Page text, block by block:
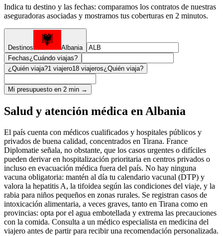
Indica tu destino y las fechas: comparamos los contratos de nuestras
aseguradoras asociadas y mostramos tus coberturas en 2 minutos.
Destinos
Albania
Fechas¿Cuándo viajas?
¿Quién viaja?1 viajero18 viajeros¿Quién viaja?
Mi presupuesto en 2 min →
Salud y atención médica en Albania
El país cuenta con médicos cualificados y hospitales públicos y
privados de buena calidad, concentrados en Tirana. France
Diplomatie señala, no obstante, que los casos urgentes o difíciles
pueden derivar en hospitalización prioritaria en centros privados o
incluso en evacuación médica fuera del país. No hay ninguna
vacuna obligatoria: mantén al día tu calendario vacunal (DTP) y
valora la hepatitis A, la tifoidea según las condiciones del viaje, y la
rabia para niños pequeños en zonas rurales. Se registran casos de
intoxicación alimentaria, a veces graves, tanto en Tirana como en
provincias: opta por el agua embotellada y extrema las precauciones
con la comida. Consulta a un médico especialista en medicina del
viajero antes de partir para recibir una recomendación personalizada.